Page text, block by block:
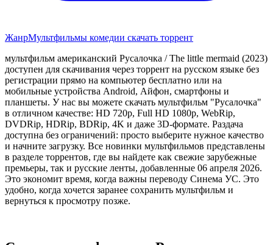
ЖанрМультфильмы комедии скачать торрент
мультфильм американский Русалочка / The little mermaid (2023)
доступен для скачивания через торрент на русском языке без
регистрации прямо на компьютер бесплатно или на
мобильные устройства Android, Айфон, смартфоны и
планшеты. У нас вы можете скачать мультфильм "Русалочка"
в отличном качестве: HD 720p, Full HD 1080p, WebRip,
DVDRip, HDRip, BDRip, 4K и даже 3D-формате. Раздача
доступна без ограничений: просто выберите нужное качество
и начните загрузку. Все новинки мультфильмов представлены
в разделе торрентов, где вы найдете как свежие зарубежные
премьеры, так и русские ленты, добавленные 06 апреля 2026.
Это экономит время, когда важны переводу Синема УС. Это
удобно, когда хочется заранее сохранить мультфильм и
вернуться к просмотру позже.